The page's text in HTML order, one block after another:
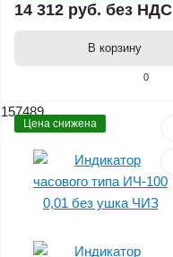
0
14 312 руб. без НДС
В корзину
157489
Цена снижена